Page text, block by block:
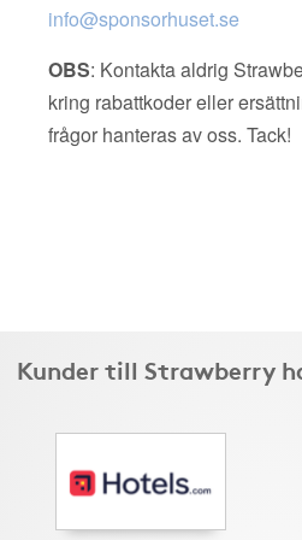
info@sponsorhuset.se
OBS: Kontakta aldrig
kring rabattkoder eller
frågor hanteras av oss. Tack!
Kunder till Strawberry